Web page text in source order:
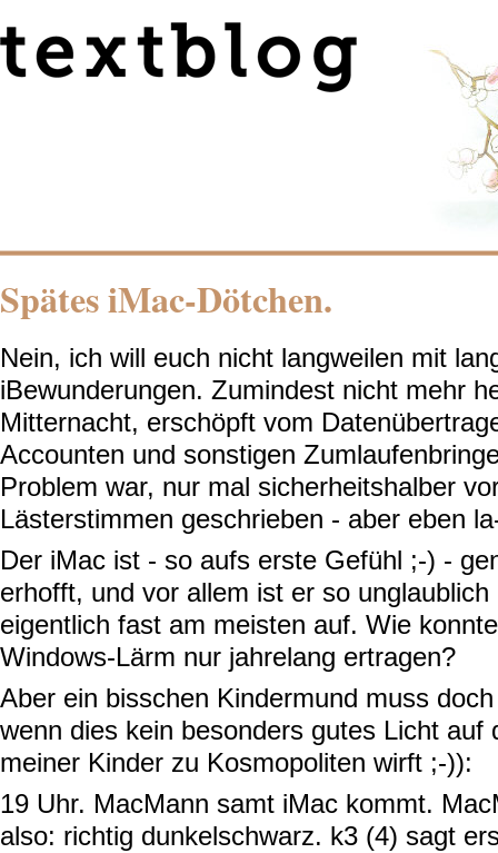
Spätes iMac-Dötchen.
Nein, ich will euch nicht langweilen mit
iBewunderungen. Zumindest nicht mehr
Mitternacht, erschöpft vom
Accounten und sonstigen
Problem war, nur mal sicherheitshalber
Lästerstimmen geschrieben - aber eben
Der iMac ist - so aufs erste Gefühl ;-) -
erhofft, und vor allem ist er so
eigentlich fast am meisten auf. Wie
Windows-Lärm nur jahrelang ertragen?
Aber ein bisschen Kindermund muss
wenn dies kein besonders gutes Licht auf
meiner Kinder zu Kosmopoliten wirft ;-)):
19 Uhr. MacMann samt iMac kommt.
also: richtig dunkelschwarz. k3 (4) sagt